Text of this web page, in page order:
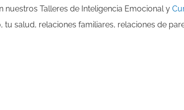
Talleres de Inteligencia Emocional y
salud, relaciones familiares, relaciones de